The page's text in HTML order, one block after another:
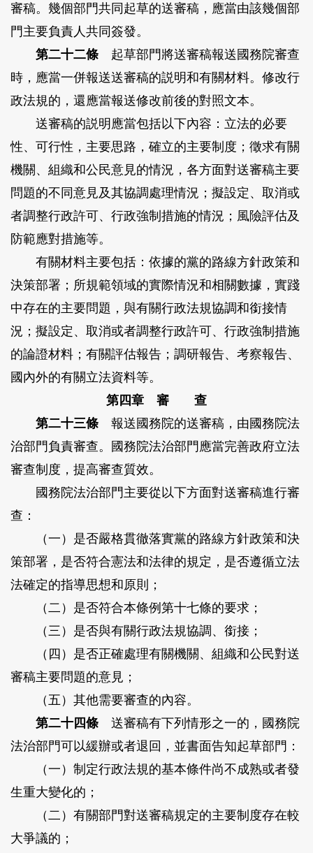
審稿。幾個部門共同起草的送審稿，應當由該幾個部
門主要負責人共同簽發。
第二十二條起草部門將送審稿報送國務院審查
時，應當一併報送送審稿的説明和有關材料。修改行
政法規的，還應當報送修改前後的對照文本。
送審稿的説明應當包括以下內容：立法的必要
性、可行性，主要思路，確立的主要制度；徵求有關
機關、組織和公民意見的情況，各方面對送審稿主要
問題的不同意見及其協調處理情況；擬設定、取消或
者調整行政許可、行政強制措施的情況；風險評估及
防範應對措施等。
有關材料主要包括：依據的黨的路線方針政策和
決策部署；所規範領域的實際情況和相關數據，實踐
中存在的主要問題，與有關行政法規協調和銜接情
況；擬設定、取消或者調整行政許可、行政強制措施
的論證材料；有關評估報告；調研報告、考察報告、
國內外的有關立法資料等。
第四章 審 查
第二十三條報送國務院的送審稿，由國務院法
治部門負責審查。國務院法治部門應當完善政府立法
審查制度，提高審查質效。
國務院法治部門主要從以下方面對送審稿進行審
查：
（一）是否嚴格貫徹落實黨的路線方針政策和決
策部署，是否符合憲法和法律的規定，是否遵循立法
法確定的指導思想和原則；
（二）是否符合本條例第十七條的要求；
（三）是否與有關行政法規協調、銜接；
（四）是否正確處理有關機關、組織和公民對送
審稿主要問題的意見；
（五）其他需要審查的內容。
第二十四條送審稿有下列情形之一的，國務院
法治部門可以緩辦或者退回，並書面告知起草部門：
（一）制定行政法規的基本條件尚不成熟或者發
生重大變化的；
（二）有關部門對送審稿規定的主要制度存在較
大爭議的；